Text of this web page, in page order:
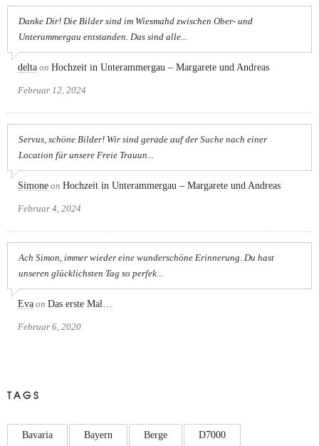
Danke Dir! Die Bilder sind im Wiesmahd zwischen Ober- und
Unterammergau entstanden. Das sind alle...
delta on Hochzeit in Unterammergau – Margarete und Andreas
Februar 12, 2024
Servus, schöne Bilder! Wir sind gerade auf der Suche nach einer
Location für unsere Freie Trauun...
Simone on Hochzeit in Unterammergau – Margarete und Andreas
Februar 4, 2024
Ach Simon, immer wieder eine wunderschöne Erinnerung. Du hast
unseren glücklichsten Tag so perfek...
Eva on Das erste Mal…
Februar 6, 2020
TAGS
Bavaria Bayern Berge D7000